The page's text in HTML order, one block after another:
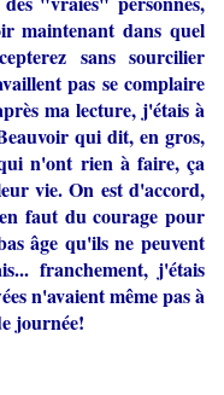
maintenant dans quel
sans sourcilier
pas se complaire
ma lecture, j'étais à
qui dit, en gros,
n'ont rien à faire, ça
vie. On est d'accord,
faut du courage pour
âge qu'ils ne peuvent
franchement, j'étais
n'avaient même pas à
journée!